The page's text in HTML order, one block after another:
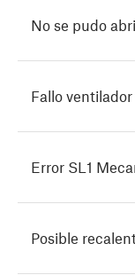
No se pudo
Fallo
Error SL1
Posible